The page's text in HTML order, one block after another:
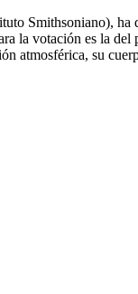
Smithsoniano), ha
la votación es la
atmosférica, su